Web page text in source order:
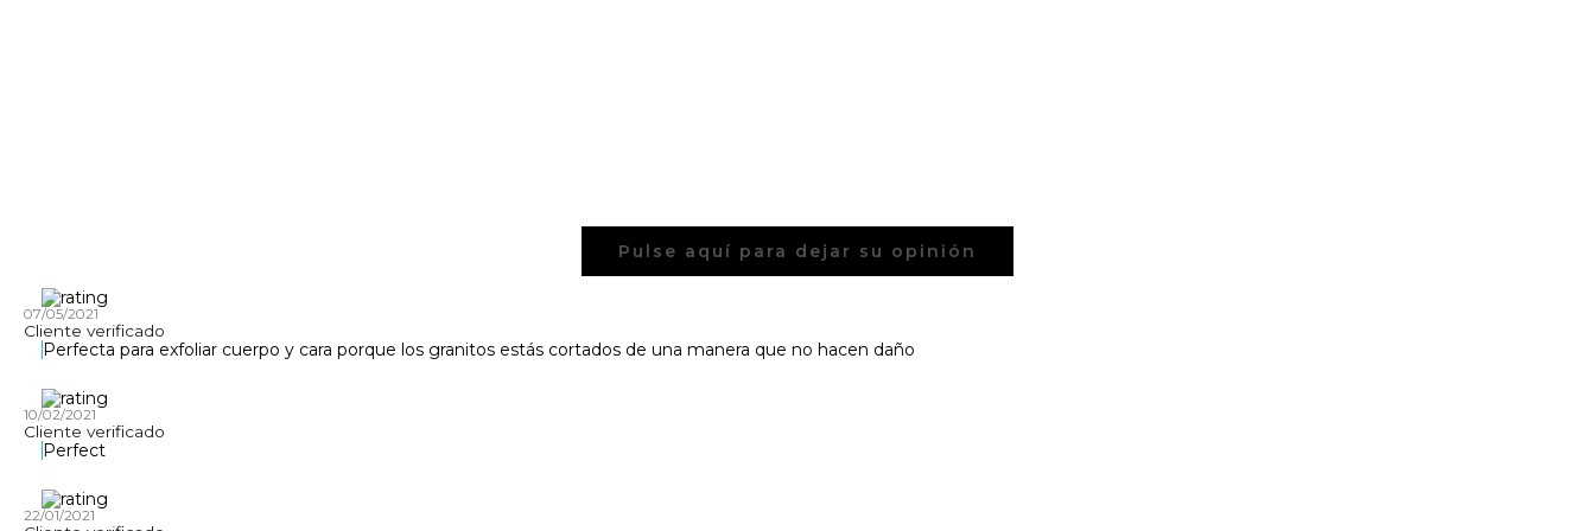
Pulse aquí para dejar su opinión
07/05/2021
Cliente verificado
Perfecta para exfoliar cuerpo y cara porque los granitos estás cortados de una manera que no hacen daño
10/02/2021
Cliente verificado
Perfect
22/01/2021